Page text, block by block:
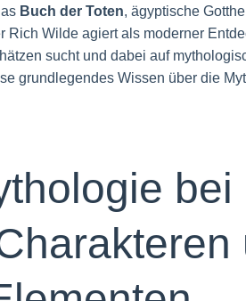
Buch der Toten, ägyptische
Wilde agiert als moderner
sucht und dabei auf
grundlegendes Wissen über die
bei